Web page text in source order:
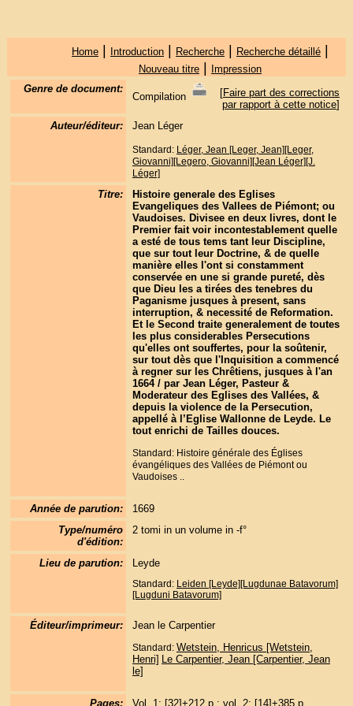
Home| Introduction| Recherche| Recherche détaillé|
Nouveau titre|
Impression
Genre de document:
Compilation [Faire part des corrections
par rapport à cette notice]
Auteur/éditeur:
Jean Léger
Standard: Léger, Jean [Leger, Jean][Leger,
Giovanni][Legero, Giovanni][Jean Léger][J.
Léger]
Titre:
Histoire generale des Eglises
Evangeliques des Vallees de Piémont; ou
Vaudoises. Divisee en deux livres, dont le
Premier fait voir incontestablement quelle
a esté de tous tems tant leur Discipline,
que sur tout leur Doctrine, & de quelle
manière elles l'ont si constamment
conservée en une si grande pureté, dès
que Dieu les a tirées des tenebres du
Paganisme jusques à present, sans
interruption, & necessité de Reformation.
Et le Second traite generalement de toutes
les plus considerables Persecutions
qu'elles ont souffertes, pour la soûtenir,
sur tout dès que l'Inquisition a commencé
à regner sur les Chrêtiens, jusques à l'an
1664 / par Jean Léger, Pasteur &
Moderateur des Eglises des Vallées, &
depuis la violence de la Persecution,
appellé à l’Eglise Wallonne de Leyde. Le
tout enrichi de Tailles douces.
Standard: Histoire générale des Églises
évangéliques des Vallées de Piémont ou
Vaudoises ..
Année de parution:
1669
Type/numéro
d'édition:
2 tomi in un volume in -f°
Lieu de parution: Leyde
Standard: Leiden [Leyde][Lugdunae Batavorum]
[Lugduni Batavorum]
Éditeur/imprimeur: Jean le Carpentier
Standard: Wetstein, Henricus [Wetstein,
Henri] Le Carpentier, Jean [Carpentier, Jean
le]
Pages: Vol. 1; [32]+212 p.; vol. 2: [14]+385 p.